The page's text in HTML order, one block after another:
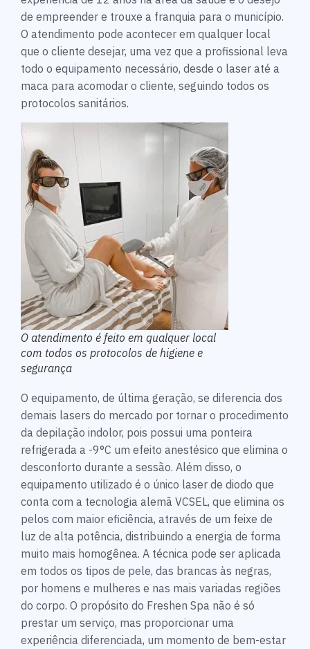
de empreender e trouxe a franquia para o município.
O atendimento pode acontecer em qualquer local
que o cliente desejar, uma vez que a profissional leva
todo o equipamento necessário, desde o laser até a
maca para acomodar o cliente, seguindo todos os
protocolos sanitários.
O atendimento é feito em qualquer local
com todos os protocolos de higiene e
segurança
O equipamento, de última geração, se diferencia dos
demais lasers do mercado por tornar o procedimento
da depilação indolor, pois possui uma ponteira
refrigerada a -9°C um efeito anestésico que elimina o
desconforto durante a sessão. Além disso, o
equipamento utilizado é o único laser de diodo que
conta com a tecnologia alemã VCSEL, que elimina os
pelos com maior eficiência, através de um feixe de
luz de alta potência, distribuindo a energia de forma
muito mais homogênea. A técnica pode ser aplicada
em todos os tipos de pele, das brancas às negras,
por homens e mulheres e nas mais variadas regiões
do corpo. O propósito do Freshen Spa não é só
prestar um serviço, mas proporcionar uma
experiência diferenciada, um momento de bem-estar